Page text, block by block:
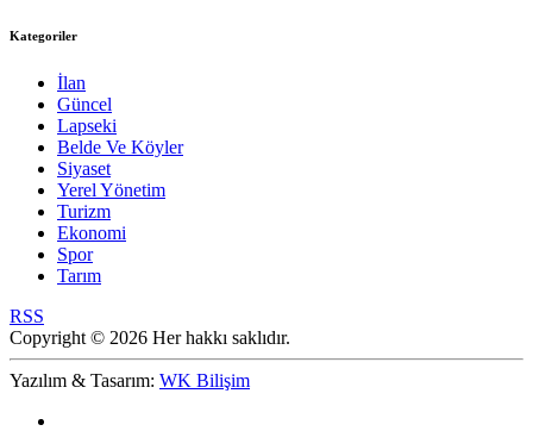
Kategoriler
İlan
Güncel
Lapseki
Belde Ve Köyler
Siyaset
Yerel Yönetim
Turizm
Ekonomi
Spor
Tarım
RSS
Copyright © 2026 Her hakkı saklıdır.
Yazılım & Tasarım: WK Bilişim